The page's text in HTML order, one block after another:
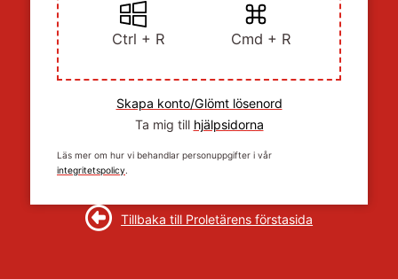
Ctrl + R Cmd + R
Skapa konto/Glömt lösenord
Ta mig till hjälpsidorna
Läs mer om hur vi behandlar personuppgifter i vår
integritetspolicy.
Tillbaka till Proletärens förstasida